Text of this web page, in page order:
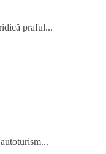
praful...